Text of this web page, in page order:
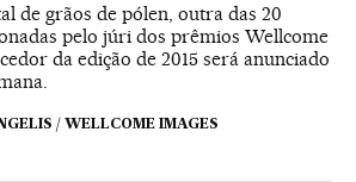
de grãos de pólen, outra das 20
pelo júri dos prêmios Wellcome
da edição de 2015 será anunciado
/ WELLCOME IMAGES